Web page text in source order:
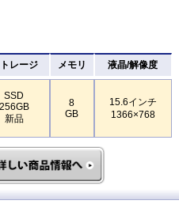
レージ メモリ 液晶/解像度
SSD
256GB
新品
8
GB
15.6インチ
1366×768